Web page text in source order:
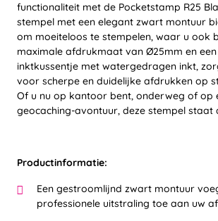
functionaliteit met de Pocketstamp R25
stempel met een elegant zwart montuur
om moeiteloos te stempelen, waar u ook
maximale afdrukmaat van Ø25mm en
inktkussentje met watergedragen inkt,
voor scherpe en duidelijke afdrukken op
Of u nu op kantoor bent, onderweg of op
geocaching-avontuur, deze stempel
Productinformatie:
Een gestroomlijnd zwart montuur
professionele uitstraling toe aan uw